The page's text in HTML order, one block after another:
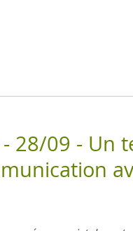
28/09 - Un